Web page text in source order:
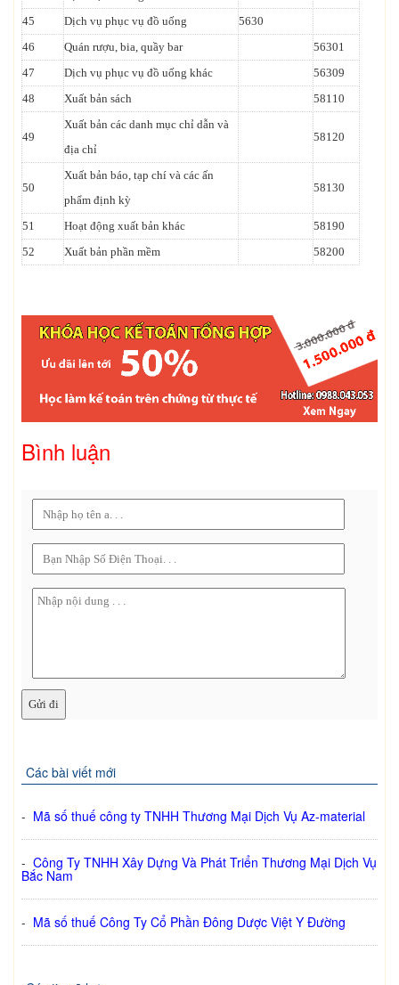
45
Dịch vụ phục vụ đồ uống
5630
46
Quán rượu, bia, quầy bar
56301
47
Dịch vụ phục vụ đồ uống khác
56309
48
Xuất bản sách 58110
49
Xuất bản các danh mục chỉ dẫn và
địa chỉ
58120
50
Xuất bản báo, tạp chí và các ấn
phẩm định kỳ
58130
51 Hoạt động xuất bản khác
58190
52
Xuất bản phần mềm 58200
Bình luận
Các bài viết mới
- Mã số thuế công ty TNHH Thương Mại Dịch Vụ Az-material
- Công Ty TNHH Xây Dựng Và Phát Triển Thương Mại Dịch Vụ
Bắc Nam
- Mã số thuế Công Ty Cổ Phần Đông Dược Việt Y Đường